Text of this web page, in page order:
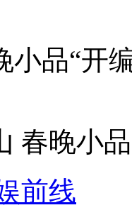
年》
烧
保留非洲古老木雕艺术
品“开编
春晚小
前线